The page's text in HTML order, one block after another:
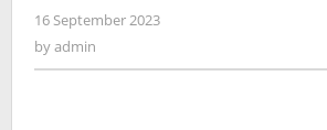
16 September 2023
byadmin